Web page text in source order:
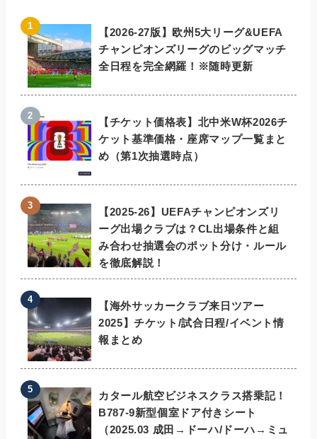
【2026-27版】欧州5大リーグ&UEFA
チャンピオンズリーグのビッグマッチ
全日程を完全網羅！※随時更新
【チケット価格表】北中米W杯2026チ
ケット基準価格・座席マップ一覧まと
め（第1次抽選時点）
【2025-26】UEFAチャンピオンズリ
ーグ出場クラブは？CL出場条件と組
み合わせ抽選会のポット分け・ルール
を徹底解説！
【海外サッカークラブ来日ツアー
2025】チケット/試合日程/イベント情
報まとめ
カタール航空ビジネスクラス搭乗記！
B787-9新型個室ドア付きシート
（2025.03 成田→ドーハ/ドーハ→ミュ